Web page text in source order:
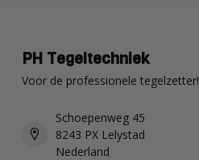
PH Tegeltechniek
Voor de professionele tegelzetter!
Schoepenweg 45
8243 PX Lelystad
Nederland